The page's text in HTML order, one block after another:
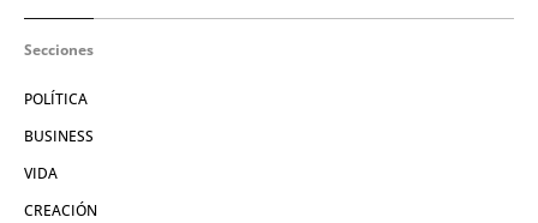
Secciones
POLÍTICA
BUSINESS
VIDA
CREACIÓN